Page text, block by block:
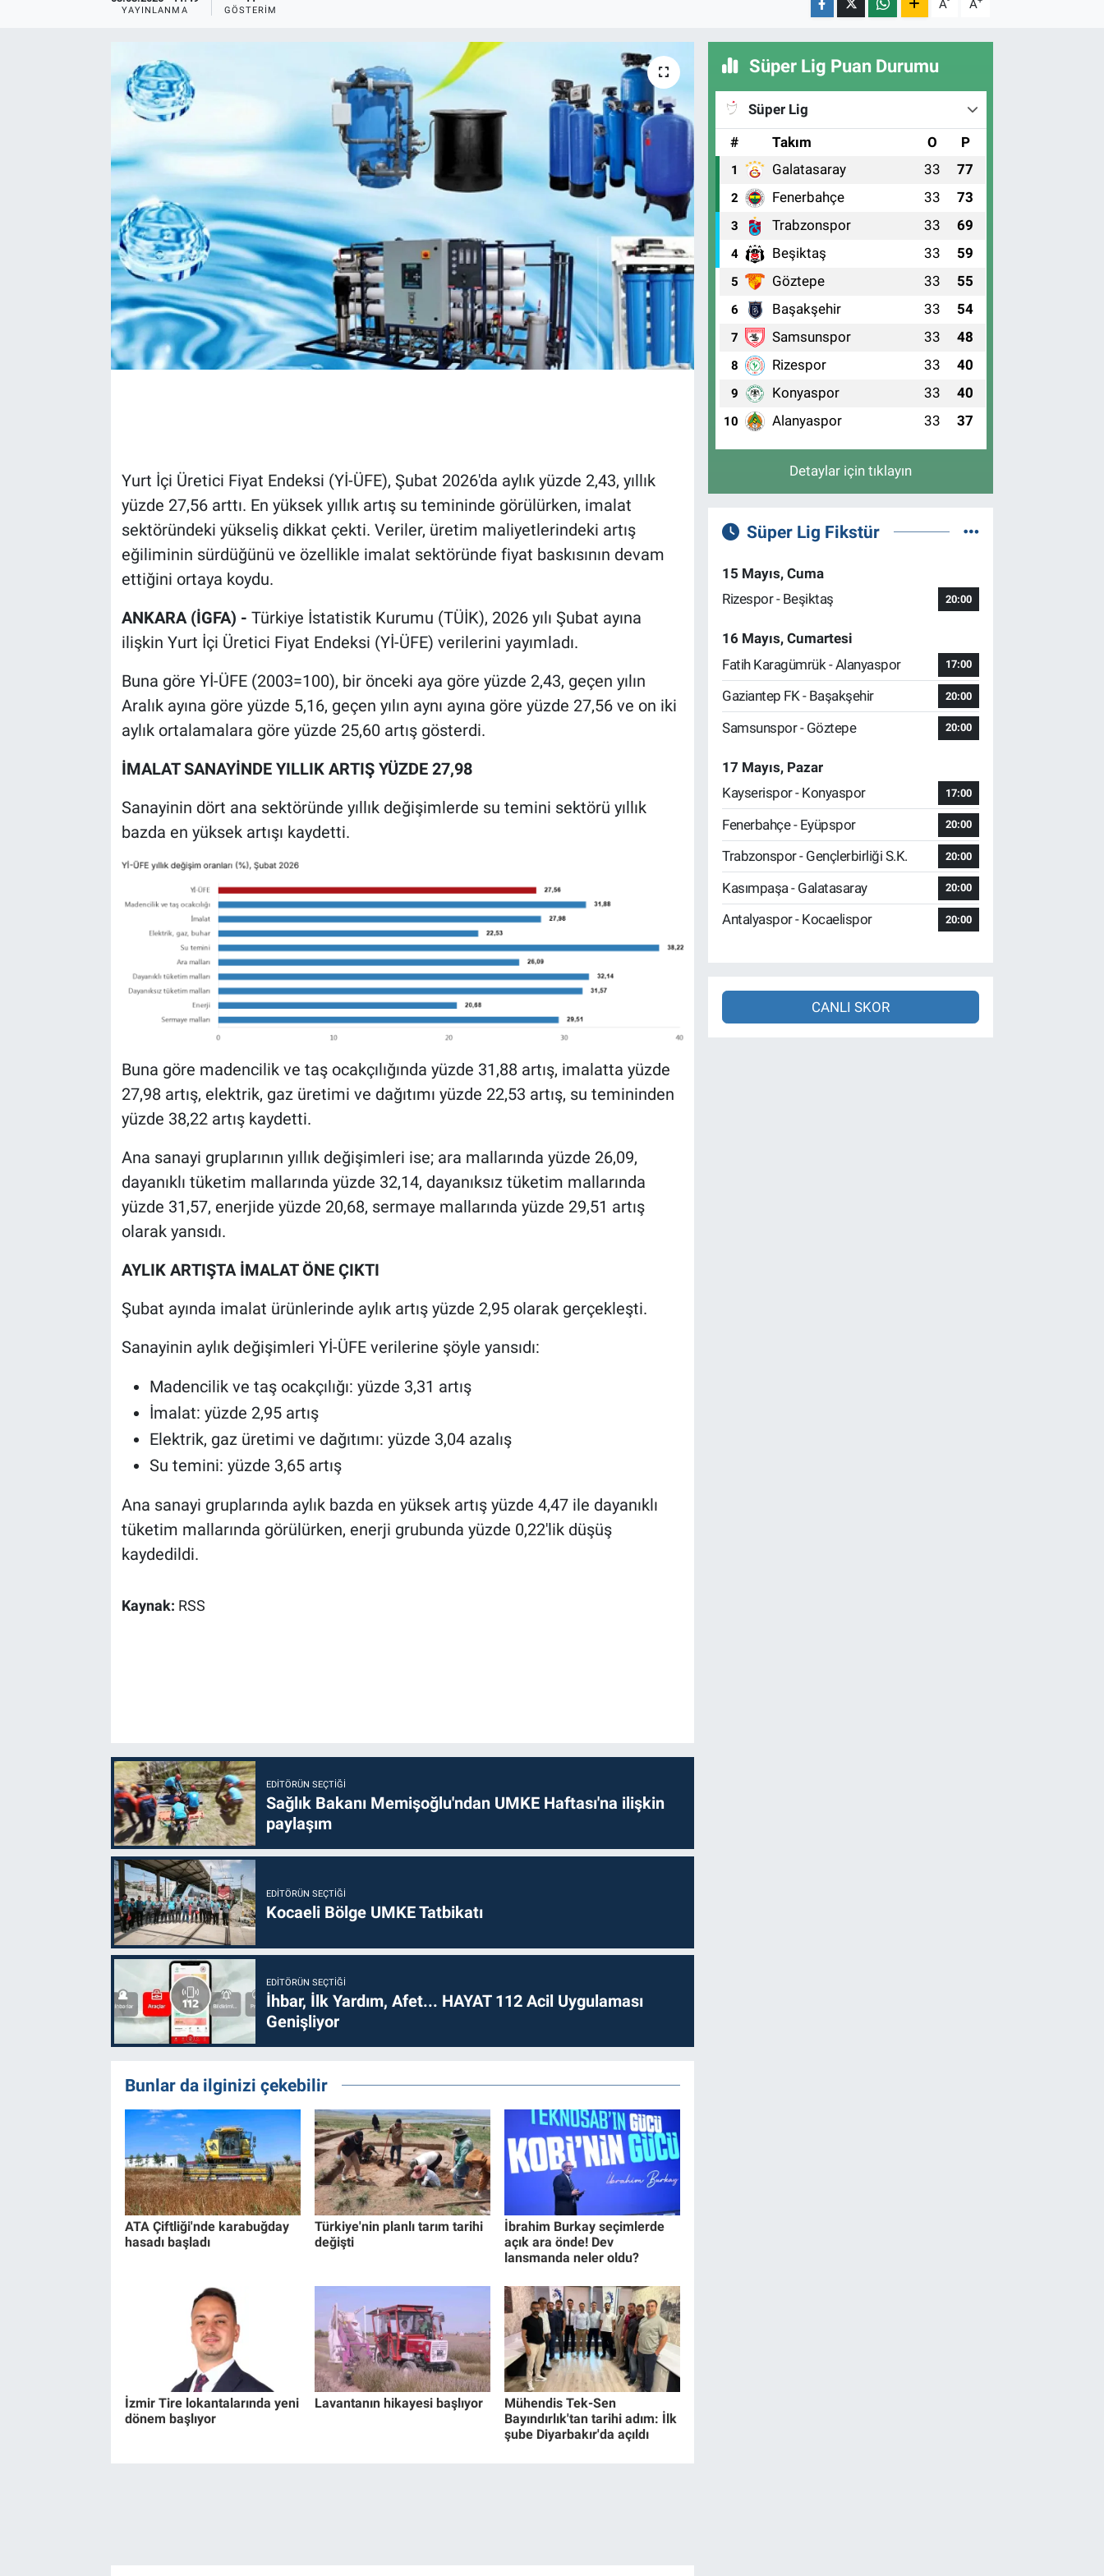
YAYINLANMA GÖSTERIM A A
Yurt İçi Üretici Fiyat Endeksi (Yİ-ÜFE), Şubat 2026'da aylık yüzde 2,43, yıllık
yüzde 27,56 arttı. En yüksek yıllık artış su temininde görülürken, imalat
sektöründeki yükseliş dikkat çekti. Veriler, üretim maliyetlerindeki artış
eğiliminin sürdüğünü ve özellikle imalat sektöründe fiyat baskısının devam
ettiğini ortaya koydu.
ANKARA (İGFA) - Türkiye İstatistik Kurumu (TÜİK), 2026 yılı Şubat ayına
ilişkin Yurt İçi Üretici Fiyat Endeksi (Yİ-ÜFE) verilerini yayımladı.
Buna göre Yİ-ÜFE (2003=100), bir önceki aya göre yüzde 2,43, geçen yılın
Aralık ayına göre yüzde 5,16, geçen yılın aynı ayına göre yüzde 27,56 ve on iki
aylık ortalamalara göre yüzde 25,60 artış gösterdi.
İMALAT SANAYİNDE YILLIK ARTIŞ YÜZDE 27,98
Sanayinin dört ana sektöründe yıllık değişimlerde su temini sektörü yıllık
bazda en yüksek artışı kaydetti.
Buna göre madencilik ve taş ocakçılığında yüzde 31,88 artış, imalatta yüzde
27,98 artış, elektrik, gaz üretimi ve dağıtımı yüzde 22,53 artış, su temininden
yüzde 38,22 artış kaydetti.
Ana sanayi gruplarının yıllık değişimleri ise; ara mallarında yüzde 26,09,
dayanıklı tüketim mallarında yüzde 32,14, dayanıksız tüketim mallarında
yüzde 31,57, enerjide yüzde 20,68, sermaye mallarında yüzde 29,51 artış
olarak yansıdı.
AYLIK ARTIŞTA İMALAT ÖNE ÇIKTI
Şubat ayında imalat ürünlerinde aylık artış yüzde 2,95 olarak gerçekleşti.
Sanayinin aylık değişimleri Yİ-ÜFE verilerine şöyle yansıdı:
Madencilik ve taş ocakçılığı: yüzde 3,31 artış
İmalat: yüzde 2,95 artış
Elektrik, gaz üretimi ve dağıtımı: yüzde 3,04 azalış
Su temini: yüzde 3,65 artış
Ana sanayi gruplarında aylık bazda en yüksek artış yüzde 4,47 ile dayanıklı
tüketim mallarında görülürken, enerji grubunda yüzde 0,22'lik düşüş
kaydedildi.
Kaynak: RSS
EDITÖRÜN SEÇTIĞI
Sağlık Bakanı Memişoğlu'ndan UMKE Haftası'na ilişkin
paylaşım
EDITÖRÜN SEÇTIĞI
Kocaeli Bölge UMKE Tatbikatı
EDITÖRÜN SEÇTIĞI
İhbar, İlk Yardım, Afet... HAYAT 112 Acil Uygulaması
Genişliyor
Bunlar da ilginizi çekebilir
ATA Çiftliği'nde karabuğday
hasadı başladı
Türkiye'nin planlı tarım tarihi
değişti
İbrahim Burkay seçimlerde
açık ara önde! Dev
lansmanda neler oldu?
İzmir Tire lokantalarında yeni
dönem başlıyor
Lavantanın hikayesi başlıyor
Mühendis Tek-Sen
Bayındırlık'tan tarihi adım: İlk
şube Diyarbakır'da açıldı
Süper Lig Puan Durumu
Süper Lig
#
Takım O P
1 Galatasaray 33 77
2 Fenerbahçe 33 73
3 Trabzonspor 33 69
4 Beşiktaş 33 59
5 Göztepe 33 55
6 Başakşehir 33 54
7 Samsunspor 33 48
8 Rizespor 33 40
9 Konyaspor 33 40
10 Alanyaspor 33 37
Detaylar için tıklayın
Süper Lig Fikstür
15 Mayıs, Cuma
Rizespor - Beşiktaş
20:00
16 Mayıs, Cumartesi
Fatih Karagümrük - Alanyaspor
17:00
Gaziantep FK - Başakşehir 20:00
Samsunspor - Göztepe 20:00
17 Mayıs, Pazar
Kayserispor - Konyaspor
17:00
Fenerbahçe - Eyüpspor 20:00
Trabzonspor - Gençlerbirliği S.K. 20:00
Kasımpaşa - Galatasaray 20:00
Antalyaspor - Kocaelispor 20:00
CANLI SKOR